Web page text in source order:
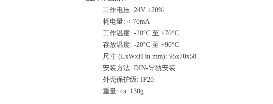
工作电压: 24V ±20%
耗电量: < 70mA
工作温度: -20°C 至 +70°C
存放温度: -20°C 至 +90°C
尺寸 (LxWxH in mm): 95x70x58
安装方法: DIN-导轨安装
外壳保护级: IP20
重量: ca. 130g